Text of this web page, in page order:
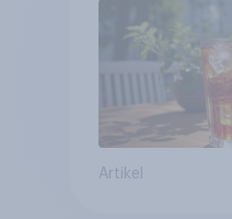
Artikel